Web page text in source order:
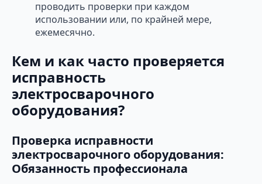
проводить проверки при каждом
использовании или, по крайней мере,
ежемесячно.
Кем и как часто проверяется
исправность
электросварочного
оборудования?
Проверка исправности
электросварочного оборудования:
Обязанность профессионала